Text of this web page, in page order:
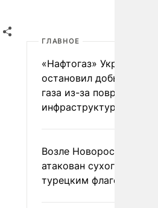
ГЛАВНОЕ
«Нафтогаз» Украины
остановил добычу
газа из-за повреждения
инфраструктуры
Возле Новороссийска
атакован сухогруз под
турецким флагом